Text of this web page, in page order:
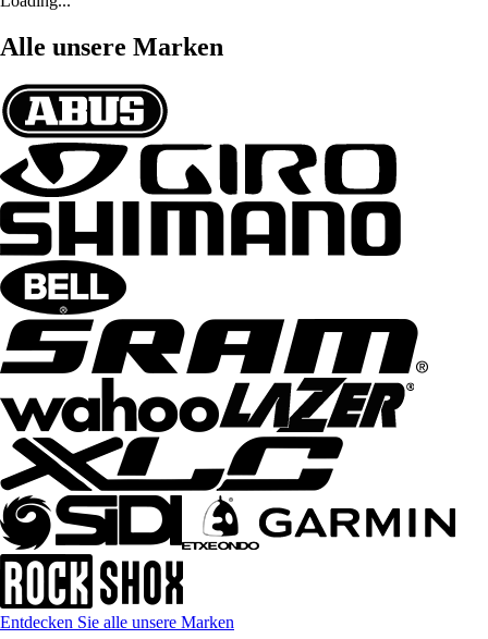
Alle unsere Marken
Entdecken Sie alle unsere Marken